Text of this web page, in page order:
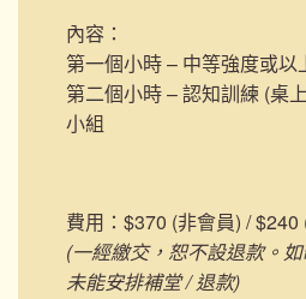
內容：
第一個小時 – 中等強度或
第二個小時 – 認知訓練 (桌
小組
費用：$370 (非會員) / $240
(一經繳交，恕不設退款。
未能安排補堂 / 退款)